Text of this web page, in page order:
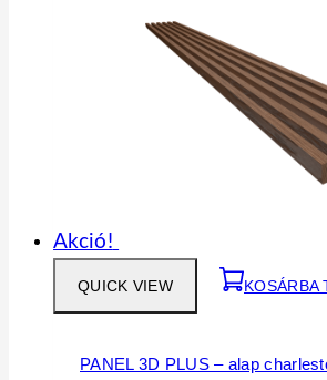
Akció!
QUICK VIEW KOSÁRBA
PANEL 3D PLUS – alap